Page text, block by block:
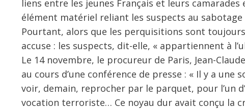
liens entre les jeunes Français et leurs
élément matériel reliant les suspects au sabotage
Pourtant, alors que les perquisitions sont
accuse : les suspects, dit-elle, « appartiennent à
Le 14 novembre, le procureur de Paris, Jean-
au cours d’une conférence de presse : « Il y a
voir, demain, reprocher par le parquet, pour l’un
vocation terroriste… Ce noyau dur avait conçu la